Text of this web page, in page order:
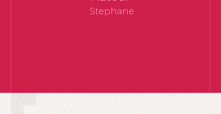
Stephane